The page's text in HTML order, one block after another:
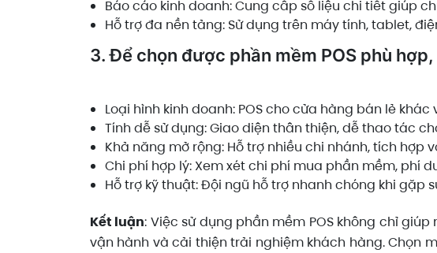
Báo cáo kinh doanh: Cung cấp số liệu chi tiết giúp
Hỗ trợ đa nền tảng: Sử dụng trên máy tính, tablet,
3. Để chọn được phần mềm POS phù
Loại hình kinh doanh: POS cho cửa hàng bán lẻ
Tính dễ sử dụng: Giao diện thân thiện, dễ thao tác
Khả năng mở rộng: Hỗ trợ nhiều chi nhánh, tích hợp
Chi phí hợp lý: Xem xét chi phí mua phần mềm, phí
Hỗ trợ kỹ thuật: Đội ngũ hỗ trợ nhanh chóng khi gặp
Kết luận: Việc sử dụng phần mềm POS không chỉ
vận hành và cải thiện trải nghiệm khách hàng. Chọn